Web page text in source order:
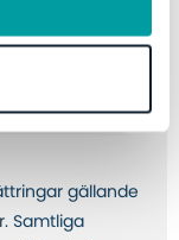
gällande
Samtliga